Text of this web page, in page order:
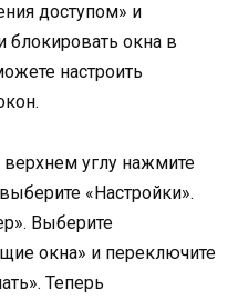
доступом» и
блокировать окна в
настроить
углу нажмите
«Настройки».
Выберите
окна» и переключите
Теперь